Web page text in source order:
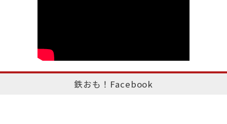
鉄おも！Facebook